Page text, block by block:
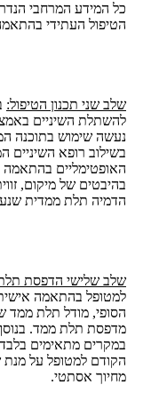
כל המידע המרחבי
הטיפול העתידי
שלב שני תכנון הטיפול:
להשתלת השיניים
נעשה שימוש בתוכנה
בשילוב רופא
האופטימליים בהתאמה
בהיבטים של מיקום,
הדמיה תלת ממדית
שלב שלישי הדפסת
למטופל בהתאמה
הסופי, מודל תלת ממד
מדפסת תלת ממד.
במקרים מתאימים
הקודם למטופל על מנת
מחיוך אסתטי.